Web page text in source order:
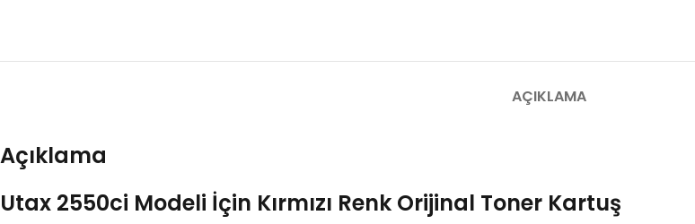
AÇIKLAMA
Açıklama
Utax 2550ci Modeli İçin Kırmızı Renk Orijinal Toner Kartuş